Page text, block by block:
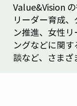
Value&Vision
リーダー育成
ン推進、女性
ングなどに関
談など、さまざ